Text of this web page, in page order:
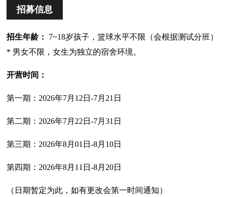
招募信息
招生年龄： 7~18岁孩子，篮球水平不限（会根据测试分班）
* 男女不限，女生为独立的宿舍环境。
开营时间：
第一期：2026年7月12日-7月21日
第二期：2026年7月22日-7月31日
第三期：2026年8月01日-8月10日
第四期：2026年8月11日-8月20日
（日期暂定为此，如有更改会第一时间通知）